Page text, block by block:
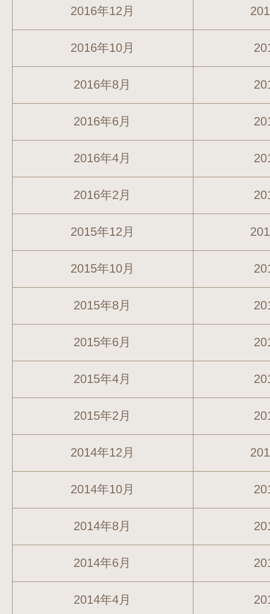
2016年12月
2016年10月
2016年8月
2016年6月
2016年4月
2016年2月
2015年12月
2015年10月
2015年8月
2015年6月
2015年4月
2015年2月
2014年12月
2014年10月
2014年8月
2014年6月
2014年4月